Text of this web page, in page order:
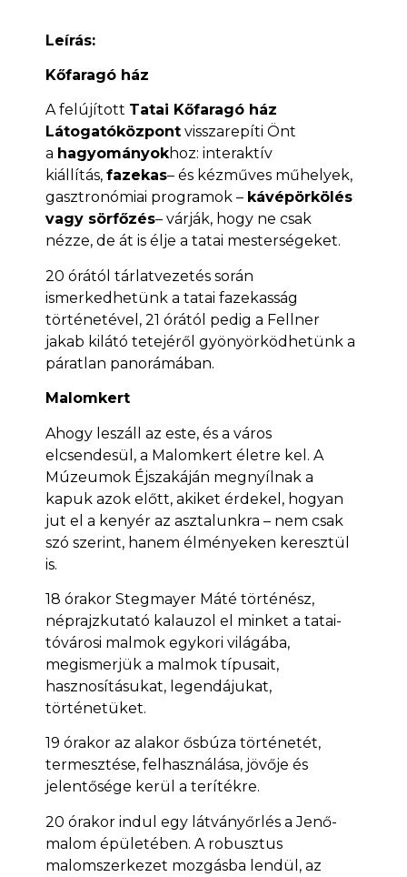
Leírás:
Kőfaragó ház
A felújított Tatai Kőfaragó ház
Látogatóközpont visszarepíti Önt
a hagyományokhoz: interaktív
kiállítás, fazekas– és kézműves műhelyek,
gasztronómiai programok – kávépörkölés
vagy sörfőzés– várják, hogy ne csak
nézze, de át is élje a tatai mesterségeket.
20 órától tárlatvezetés során
ismerkedhetünk a tatai fazekasság
történetével, 21 órától pedig a Fellner
jakab kilátó tetejéről gyönyörködhetünk a
páratlan panorámában.
Malomkert
Ahogy leszáll az este, és a város
elcsendesül, a Malomkert életre kel. A
Múzeumok Éjszakáján megnyílnak a
kapuk azok előtt, akiket érdekel, hogyan
jut el a kenyér az asztalunkra – nem csak
szó szerint, hanem élményeken keresztül
is.
18 órakor Stegmayer Máté történész,
néprajzkutató kalauzol el minket a tatai-
tóvárosi malmok egykori világába,
megismerjük a malmok típusait,
hasznosításukat, legendájukat,
történetüket.
19 órakor az alakor ősbúza történetét,
termesztése, felhasználása, jövője és
jelentősége kerül a terítékre.
20 órakor indul egy látványőrlés a Jenő-
malom épületében. A robusztus
malomszerkezet mozgásba lendül, az